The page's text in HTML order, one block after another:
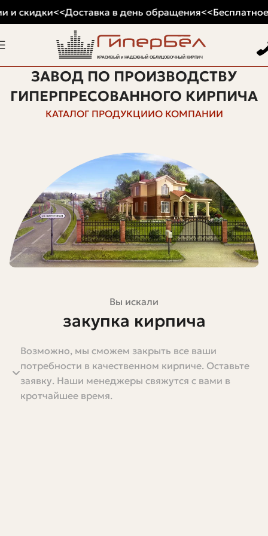
ЗАВОД ПО ПРОИЗВОДСТВУ
ГИПЕРПРЕСОВАННОГО КИРПИЧА
КАТАЛОГ ПРОДУКЦИИО КОМПАНИИ
Вы искали
закупка кирпича
Закупка кирпича — не столько рутинная операция,
сколько важное решение, от которого зависит
качество стен, сроки строительства и бюджет. Кажется,
что кирпич — это кирпич, но на практике выбор вида,
Возможно, мы сможем закрыть все ваши
потребности в качественном кирпиче. Оставьте
заявку. Наши менеджеры свяжутся с вами в
кротчайшее время.
и скидки<<Доставка в день обращения<<Бесплатное